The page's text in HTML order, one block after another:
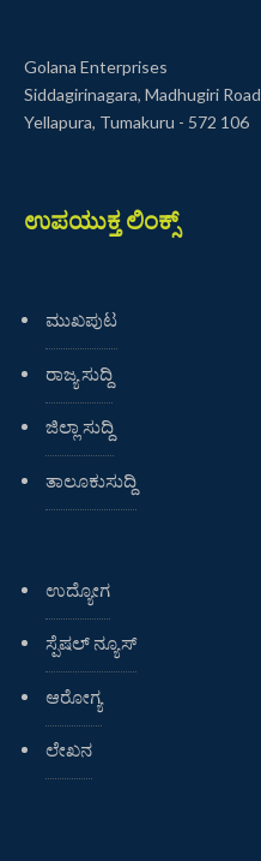
Golana Enterprises
Siddagirinagara, Madhugiri Road
Yellapura, Tumakuru - 572 106
ಉಪಯುಕ್ತ ಲಿಂಕ್ಸ್
ಮುಖಪುಟ
ರಾಜ್ಯ ಸುದ್ದಿ
ಜಿಲ್ಲಾ ಸುದ್ದಿ
ತಾಲೂಕುಸುದ್ದಿ
ಉದ್ಯೋಗ
ಸ್ಪೆಷಲ್ ನ್ಯೂಸ್
ಆರೋಗ್ಯ
ಲೇಖನ